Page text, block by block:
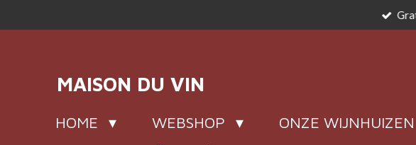
hoofdinhoudMAISON DU VIN
HOME WEBSHOP ONZE WIJNHUIZEN